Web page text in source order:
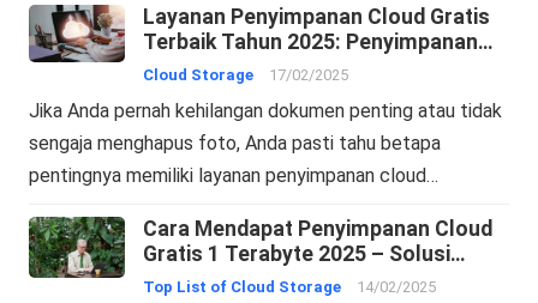
Layanan Penyimpanan Cloud Gratis
Terbaik Tahun 2025: Penyimpanan
Online dan Pencadangan Cloud
Cloud Storage 17/02/2025
Jika Anda pernah kehilangan dokumen penting atau tidak
sengaja menghapus foto, Anda pasti tahu betapa
pentingnya memiliki layanan penyimpanan cloud…
Cara Mendapat Penyimpanan Cloud
Gratis 1 Terabyte 2025 – Solusi
Penyimpanan Online
Top List of Cloud Storage 14/02/2025